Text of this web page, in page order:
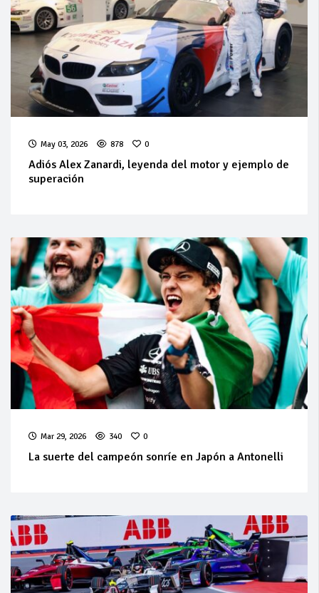
May 03, 2026 878 0
Adiós Alex Zanardi, leyenda del motor y ejemplo de
superación
Mar 29, 2026 340 0
La suerte del campeón sonríe en Japón a Antonelli